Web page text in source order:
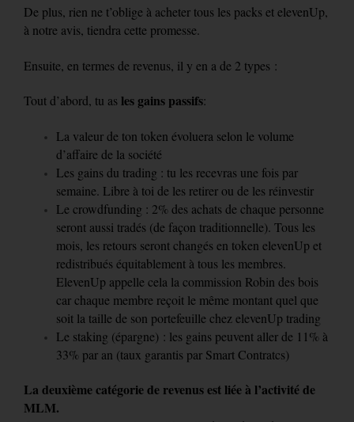
De plus, rien ne t’oblige à acheter tous les packs et elevenUp,
à notre avis, tiendra cette promesse.
Ensuite, en termes de revenus, il y en a de 2 types :
Tout d’abord, tu as les gains passifs:
La valeur de ton token évoluera selon le volume
d’affaire de la société
Les gains du trading : tu les recevras une fois par
semaine. Libre à toi de les retirer ou de les réinvestir
Le crowdfunding : 2% des achats de chaque personne
seront aussi tradés (de façon traditionnelle). Tous les
mois, les retours seront changés en token elevenUp et
redistribués équitablement à tous les membres.
ElevenUp appelle cela la commission Robin des bois
car chaque membre reçoit le même montant quel que
soit la taille de son portefeuille chez elevenUp trading
Le staking (épargne) : les gains peuvent aller de 11% à
33% par an (taux garantis par Smart Contratcs)
La deuxième catégorie de revenus est liée à l’activité de
MLM.